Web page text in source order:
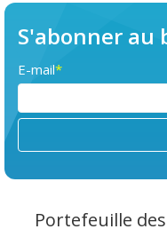
S'abonner au
E-mail*
Portefeuille